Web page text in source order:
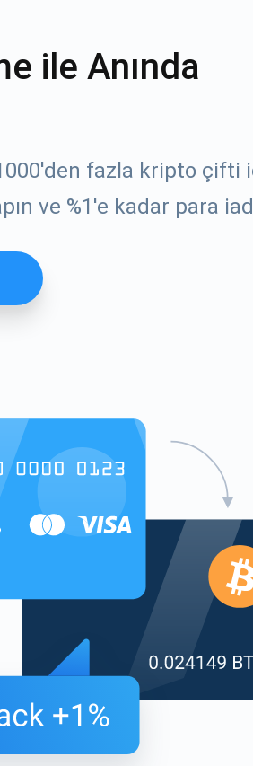
ile Anında
fazla kripto çifti
ve %1'e kadar para